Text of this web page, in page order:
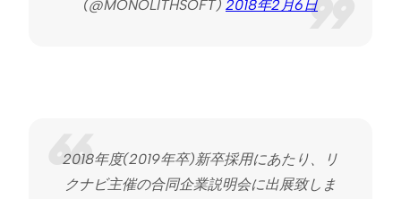
(@MONOLITHSOFT) 2018年2月6日
2018年度(2019年卒)新卒採用にあたり、リ
クナビ主催の合同企業説明会に出展致しま